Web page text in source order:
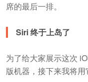
席的最后一排。
Siri 终于上岛了
为了给大家展示这次
版机器，接下来我将用